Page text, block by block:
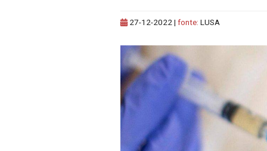
27-12-2022| fonte: LUSA